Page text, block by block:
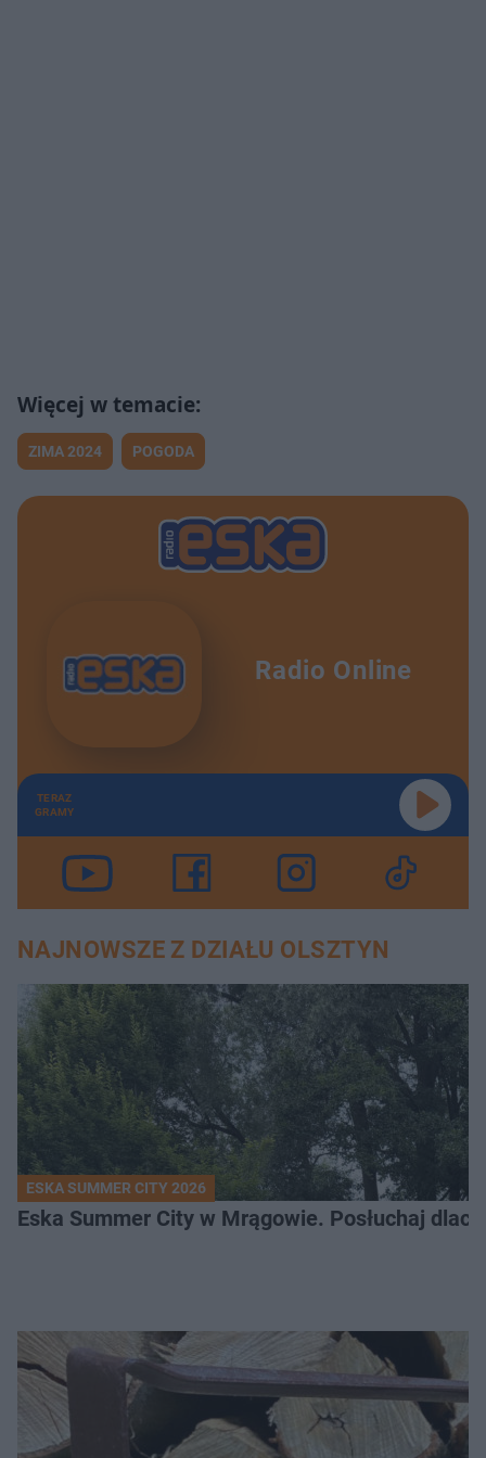
ZIMA 2024 POGODA
Radio Online
TERAZ
GRAMY
NAJNOWSZE Z DZIAŁU OLSZTYN
ESKA SUMMER CITY 2026
Eska Summer City w Mrągowie. Posłuchaj